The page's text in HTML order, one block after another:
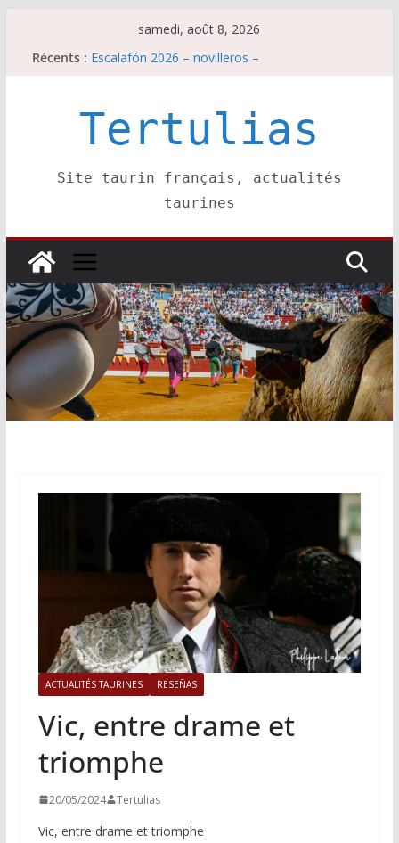
samedi, août 8, 2026
Récents : Escalafón 2026 – novilleros –
Les brèves du vendredi 7 août
Escalafón 2026 – matadors de toros-
Tertulias
Site taurin français, actualités
taurines
ACTUALITÉS TAURINES RESEÑAS
Vic, entre drame et
triomphe
20/05/2024 Tertulias
Vic, entre drame et triomphe